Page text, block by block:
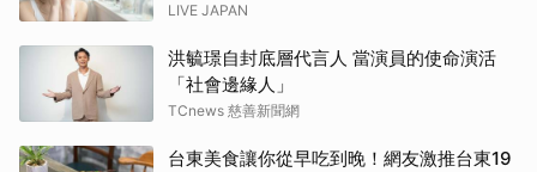
LIVE JAPAN
洪毓璟自封底層代言人 當演員的使命演活
「社會邊緣人」
TCnews 慈善新聞網
台東美食讓你從早吃到晚！網友激推台東19